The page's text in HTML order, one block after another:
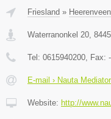
Friesland » Heerenveen
Waterranonkel 20
Tel: 0615940200 , Fax: -
E-mail › Nauta Mediator
Website: http://